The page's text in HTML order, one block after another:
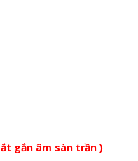
gắn âm sàn trần )